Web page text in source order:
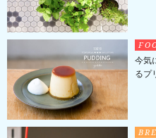
今気
るプ